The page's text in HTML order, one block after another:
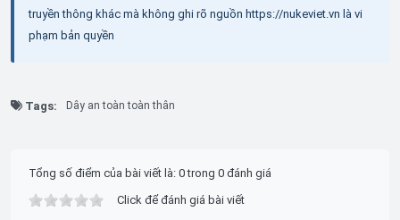
truyền thông khác mà không ghi rõ nguồn https://nukeviet.vn là vi
phạm bản quyền
Tags: Dây an toàn toàn thân
Tổng số điểm của bài viết là: 0 trong 0 đánh giá
Click để đánh giá bài viết